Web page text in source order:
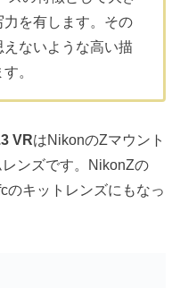
を有します。その
ないような高い描
。
VRはNikonのZマウント
ンズです。NikonZの
のキットレンズにもなっ